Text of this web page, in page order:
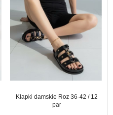
Klapki damskie Roz 36-42 / 12
par